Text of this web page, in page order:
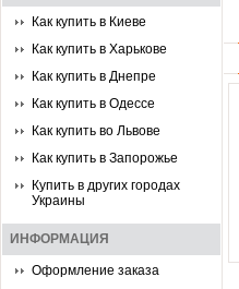
Как купить в Киеве
Как купить в Харькове
Как купить в Днепре
Как купить в Одессе
Как купить во Львове
Как купить в Запорожье
Купить в других городах
Украины
ИНФОРМАЦИЯ
Оформление заказа